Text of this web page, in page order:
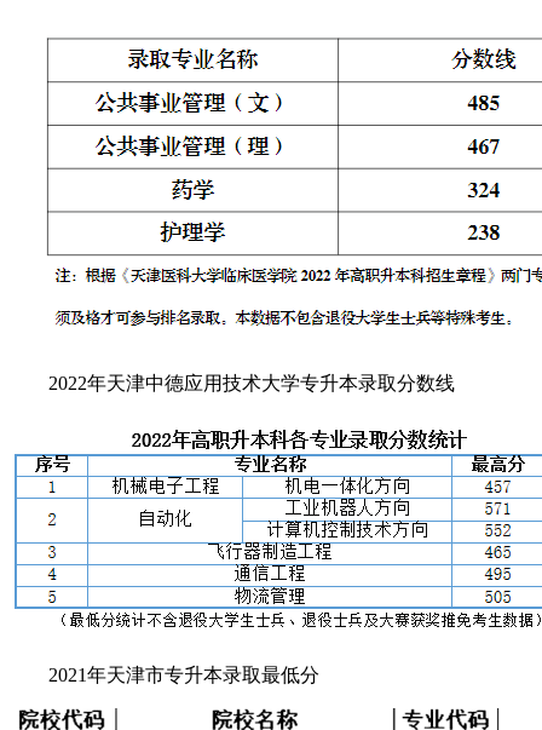
2022年天津中德应用技术大学专升本录取分数线
2021年天津市专升本录取最低分